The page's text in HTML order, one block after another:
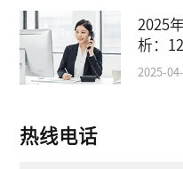
2025
析：
2025-
热线电话